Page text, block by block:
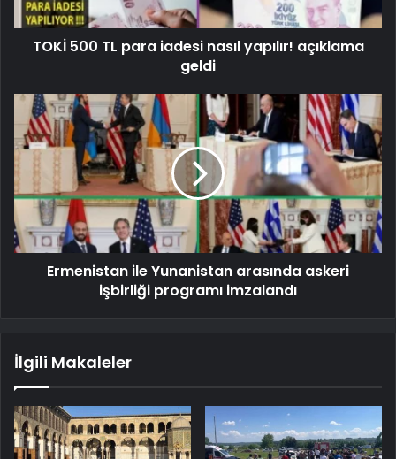
TOKİ 500 TL para iadesi nasıl yapılır! açıklama
geldi
Ermenistan ile Yunanistan arasında askeri
işbirliği programı imzalandı
İlgili Makaleler